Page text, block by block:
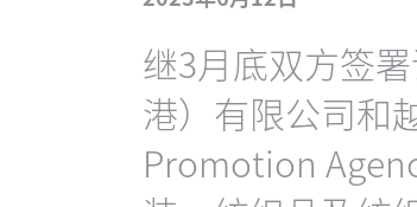
继3月底双方签
港）有限公司和
Promotion